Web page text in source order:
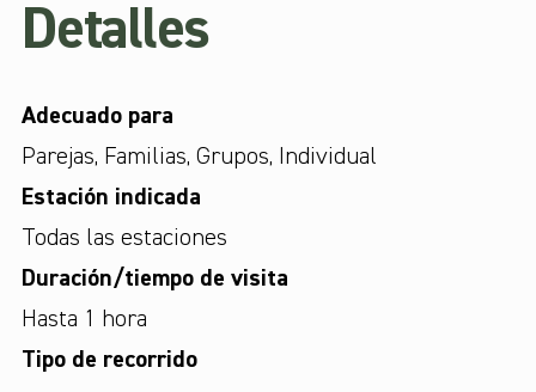
Detalles
Adecuado para
Parejas, Familias, Grupos, Individual
Estación indicada
Todas las estaciones
Duración/tiempo de visita
Hasta 1 hora
Tipo de recorrido